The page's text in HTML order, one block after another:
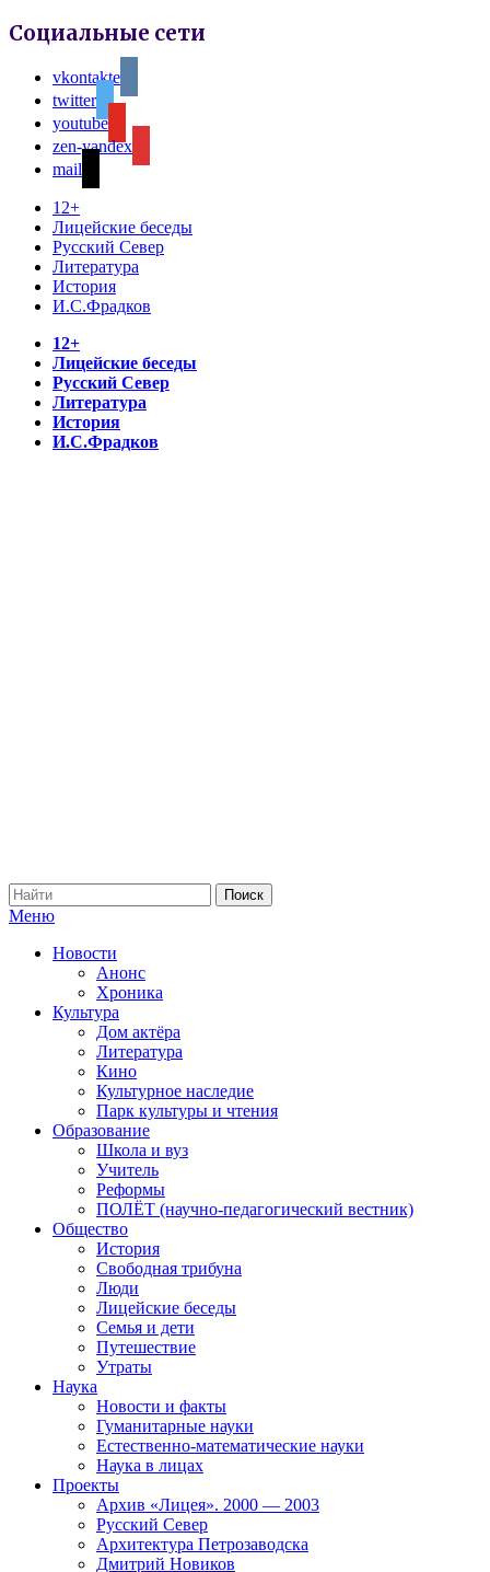
Социальные сети
vkontakte
twitter
youtube
zen-yandex
mail
12+
Лицейские беседы
Русский Север
Литература
История
И.С.Фрадков
12+
Лицейские беседы
Русский Север
Литература
История
И.С.Фрадков
Меню
Новости
Анонс
Хроника
Культура
Дом актёра
Литература
Кино
Культурное наследие
Парк культуры и чтения
Образование
Школа и вуз
Учитель
Реформы
ПОЛЁТ (научно-педагогический вестник)
Общество
История
Свободная трибуна
Люди
Лицейские беседы
Семья и дети
Путешествие
Утраты
Наука
Новости и факты
Гуманитарные науки
Естественно-математические науки
Наука в лицах
Проекты
Архив «Лицея». 2000 — 2003
Русский Север
Архитектура Петрозаводска
Дмитрий Новиков